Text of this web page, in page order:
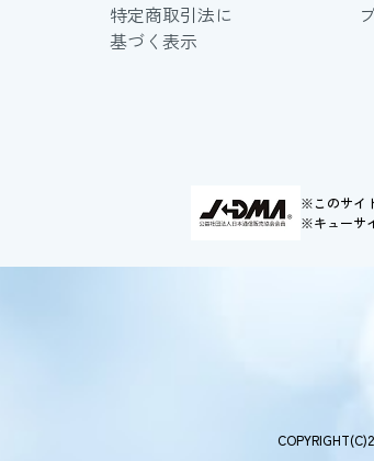
特定商取引法に
基づく表示
※このサイ
※キューサ